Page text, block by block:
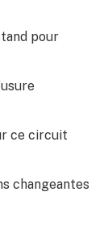
pour
ce circuit
changeantes